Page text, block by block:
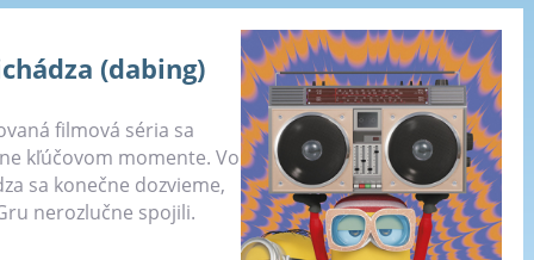
(dabing)
filmová séria sa
kľúčovom momente. Vo
sa konečne dozvieme,
nerozlučne spojili.